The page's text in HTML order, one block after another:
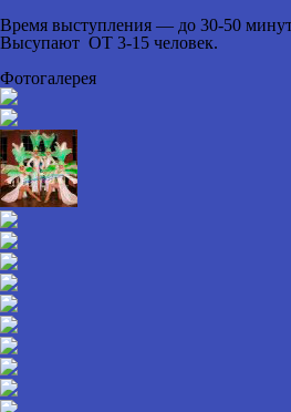
Время выступления — до 30-50
Высупают ОТ 3-15 человек.
Фотогалерея